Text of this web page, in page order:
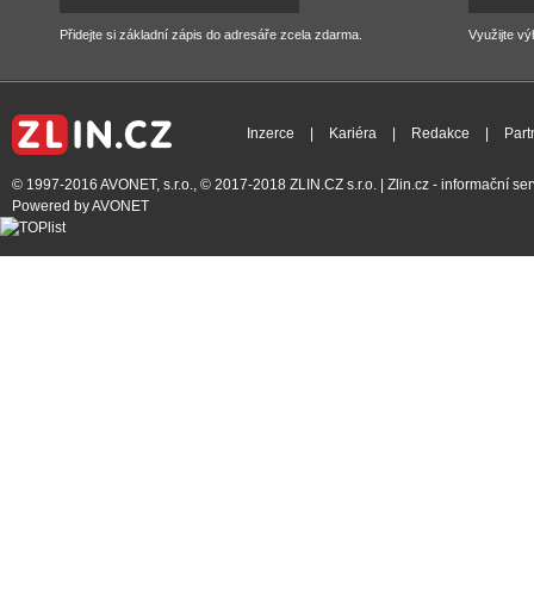
Přidejte si základní zápis do adresáře zcela zdarma. Využijte
Inzerce Kariéra Redakce
© 1997-2016 AVONET, s.r.o., © 2017-2018 ZLIN.CZ s.r.o. | Zlin.cz - informační
Powered byAVONET